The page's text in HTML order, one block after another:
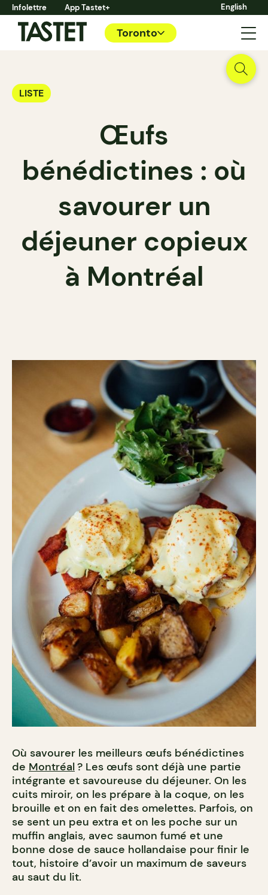
Infolettre App Tastet+ English
Toronto
LISTE
Œufs
bénédictines : où
savourer un
déjeuner copieux
à Montréal
Où savourer les meilleurs œufs bénédictines
de Montréal? Les œufs sont déjà une partie
intégrante et savoureuse du déjeuner. On les
cuits miroir, on les prépare à la coque, on les
brouille et on en fait des omelettes. Parfois, on
se sent un peu extra et on les poche sur un
muffin anglais, avec saumon fumé et une
bonne dose de sauce hollandaise pour finir le
tout, histoire d’avoir un maximum de saveurs
au saut du lit.